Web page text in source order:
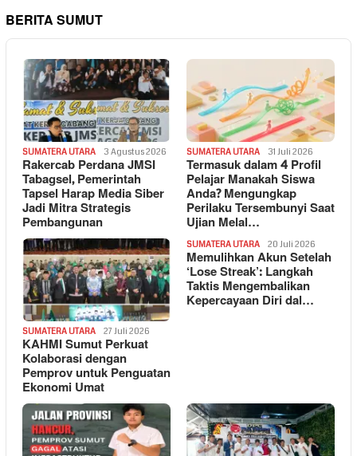
BERITA SUMUT
SUMATERA UTARA 3 Agustus 2026
Rakercab Perdana JMSI
Tabagsel, Pemerintah
Tapsel Harap Media Siber
Jadi Mitra Strategis
Pembangunan
SUMATERA UTARA 31 Juli 2026
Termasuk dalam 4 Profil
Pelajar Manakah Siswa
Anda? Mengungkap
Perilaku Tersembunyi Saat
Ujian Melal…
SUMATERA UTARA 27 Juli 2026
KAHMI Sumut Perkuat
Kolaborasi dengan
Pemprov untuk Penguatan
Ekonomi Umat
SUMATERA UTARA 20 Juli 2026
Memulihkan Akun Setelah
‘Lose Streak’: Langkah
Taktis Mengembalikan
Kepercayaan Diri dal…